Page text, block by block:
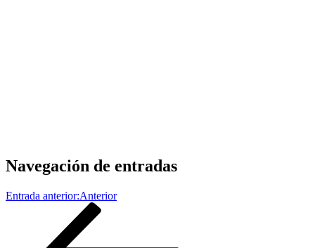
Navegación de entradas
Entrada anterior:Anterior